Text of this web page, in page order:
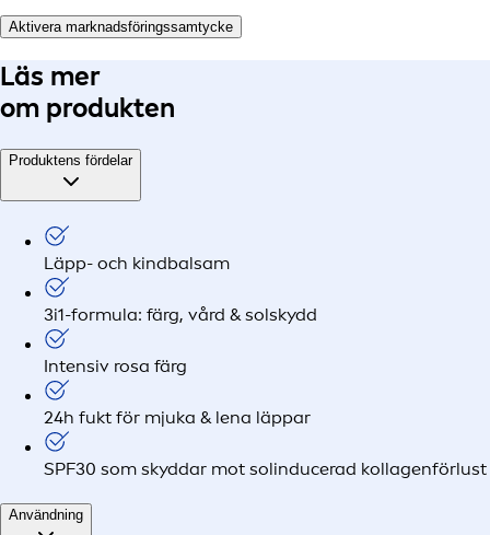
Aktivera marknadsföringssamtycke
Läs mer
om produkten
Produktens fördelar
Läpp- och kindbalsam
3i1-formula: färg, vård & solskydd
Intensiv rosa färg
24h fukt för mjuka & lena läppar
SPF30 som skyddar mot solinducerad kollagenförlust
Användning